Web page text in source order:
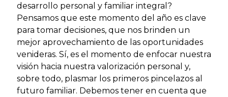
desarrollo personal y familiar integral?
Pensamos que este momento del año es clave
para tomar decisiones, que nos brinden un
mejor aprovechamiento de las oportunidades
venideras. Sí, es el momento de enfocar nuestra
visión hacia nuestra valorización personal y,
sobre todo, plasmar los primeros pincelazos al
futuro familiar. Debemos tener en cuenta que